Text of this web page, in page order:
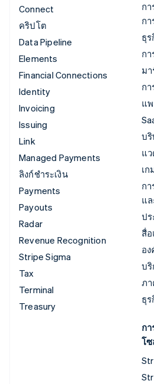
Connect
คริปโต
Data Pipeline
Elements
Financial Connections
Identity
Invoicing
Issuing
Link
Managed Payments
ลิงก์ชำระเงิน
Payments
Payouts
Radar
Revenue Recognition
Stripe Sigma
Tax
Terminal
Treasury
ก
กา
ธุ
ก
ม
ก
แ
บ
แ
เก
ก
แ
ป
สื่
อ
บริ
ภ
ธุ
ก
โ